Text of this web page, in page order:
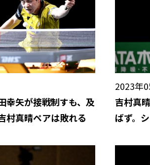
幸矢が接戦制すも、及
村真晴ペアは敗れる
2023年
吉村真
ばず。